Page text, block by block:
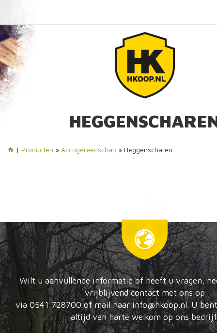
| Producten » Accugereedschap » Heggenscharen
Wilt u aanvullende informatie of heeft u vragen,
vrijblijvend contact met ons op
via 0541 728700 of mail naar info@hkoop.nl. U
altijd van harte welkom op ons